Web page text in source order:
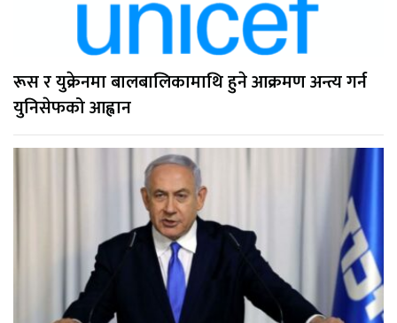
रूस र युक्रेनमा बालबालिकामाथि हुने आक्रमण अन्त्य गर्न
युनिसेफको आह्वान